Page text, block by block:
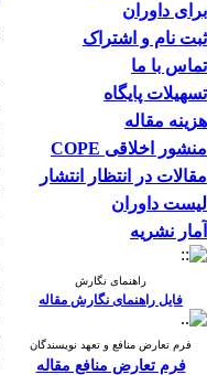
برای داوران
ثبت نام و اشتراک
تماس با ما
تسهیلات پایگاه
هزینه مقاله
منشور اخلاقی COPE
مقالات در انتظار انتشار
لیست داوران
آمار نشریه
راهنمای نگارش
فایل راهنمای نگارش مقاله
فرم تعارض منافع و تعهد نویسندگان
فرم تعارض منافع مقاله